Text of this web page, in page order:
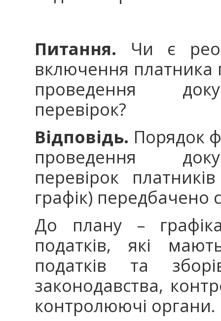
Питання. Чи є
включення платника
проведення
перевірок?
Відповідь. Порядок
проведення
перевірок
графік) передбачено
До плану –
податків, які
податків та
законодавства,
контролюючі органи.